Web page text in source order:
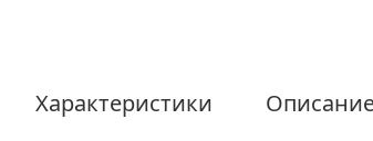
Перфорированный крепеж
Характеристики